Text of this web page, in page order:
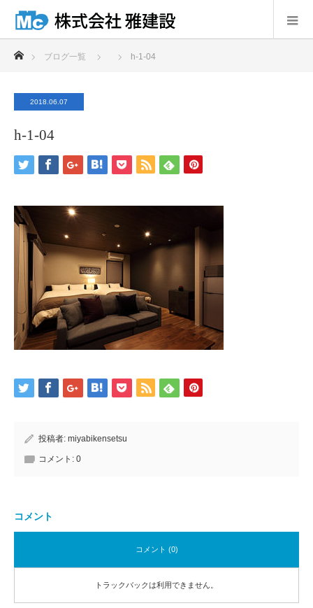
ブログ一覧 h-1-04
2018.06.07
h-1-04
投稿者: miyabikensetsu
コメント: 0
コメント
コメント (0)
トラックバックは利用できません。